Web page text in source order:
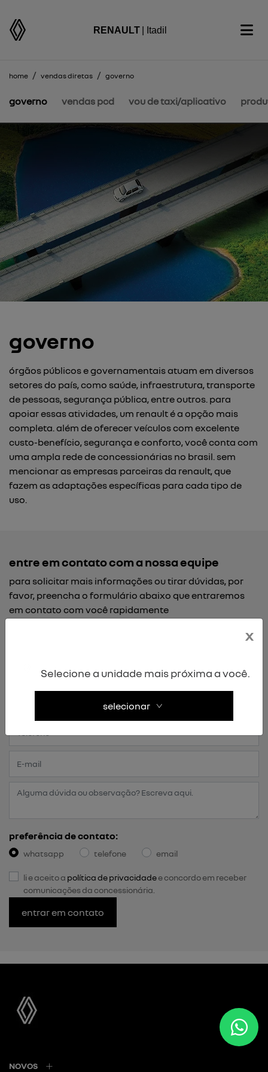
RENAULT | Itadil
home vendas diretas governo
vendas pcd vou de taxi/aplicativo
governo
governo
órgãos públicos e governamentais atuam em diversos
setores do país, como saúde, infraestrutura, transporte
de pessoas, segurança pública, entre outros. para
apoiar essas atividades, um renault é a opção mais
completa. além de oferecer veículos com excelente
custo-benefício, segurança e conforto, você conta com
uma ampla rede de concessionárias no brasil. sem
mencionar as empresas parceiras da renault, que
fazem as adaptações específicas para cada tipo de
uso.
entre em contato com a nossa equipe
para solicitar mais informações ou tirar dúvidas, por
favor, preencha o formulário abaixo que entraremos
em contato com você rapidamente
preferência de contato:
whatsapp telefone email
li e aceito a política de privacidadee concordo em receber
comunicações da concessionária.
entrar em contato
NOVOS
x
Selecione a unidade mais próxima a você.
selecionar